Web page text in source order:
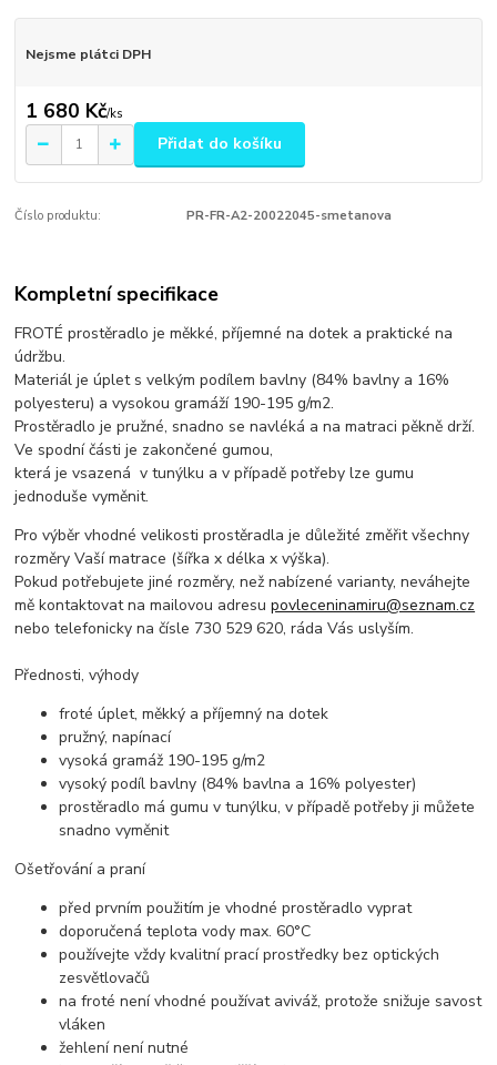
Nejsme plátci DPH
1 680 Kč/ks
Přidat do košíku
Číslo produktu: PR-FR-A2-20022045-smetanova
Kompletní specifikace
FROTÉ prostěradlo je měkké, příjemné na dotek a praktické na
údržbu.
Materiál je úplet s velkým podílem bavlny (84% bavlny a 16%
polyesteru) a vysokou gramáží 190-195 g/m2.
Prostěradlo je pružné, snadno se navléká a na matraci pěkně drží.
Ve spodní části je zakončené gumou,
která je vsazená v tunýlku a v případě potřeby lze gumu
jednoduše vyměnit.
Pro výběr vhodné velikosti prostěradla je důležité změřit všechny
rozměry Vaší matrace (šířka x délka x výška).
Pokud potřebujete jiné rozměry, než nabízené varianty, neváhejte
mě kontaktovat na mailovou adresupovleceninamiru@seznam.cz
nebo telefonicky na čísle 730 529 620, ráda Vás uslyším.
Přednosti, výhody
froté úplet, měkký a příjemný na dotek
pružný, napínací
vysoká gramáž 190-195 g/m2
vysoký podíl bavlny (84% bavlna a 16% polyester)
prostěradlo má gumu v tunýlku, v případě potřeby ji můžete
snadno vyměnit
Ošetřování a praní
před prvním použitím je vhodné prostěradlo vyprat
doporučená teplota vody max. 60°C
používejte vždy kvalitní prací prostředky bez optických
zesvětlovačů
na froté není vhodné používat aviváž, protože snižuje savost
vláken
žehlení není nutné